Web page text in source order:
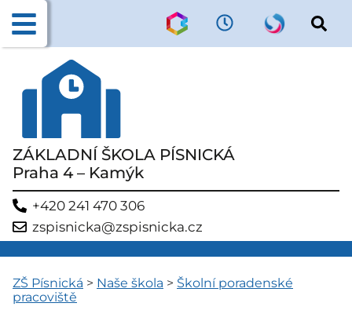
ZÁKLADNÍ ŠKOLA PÍSNICKÁ
Praha 4 – Kamýk
+420 241 470 306
zspisnicka@zspisnicka.cz
ZŠ Písnická > Naše škola > Školní poradenské
pracoviště